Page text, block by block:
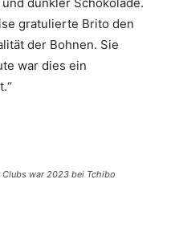
gratulierte Brito den
der Bohnen. Sie
war dies ein
Clubs war 2023 bei Tchibo